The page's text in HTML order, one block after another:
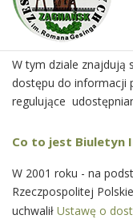
Jesteś tutaj: O
W tym dziale znajdują
dostępu do informacji
regulujące
Co to jest Biuletyn
W 2001 roku - na
Rzeczpospolitej
uchwalił Ustawę o